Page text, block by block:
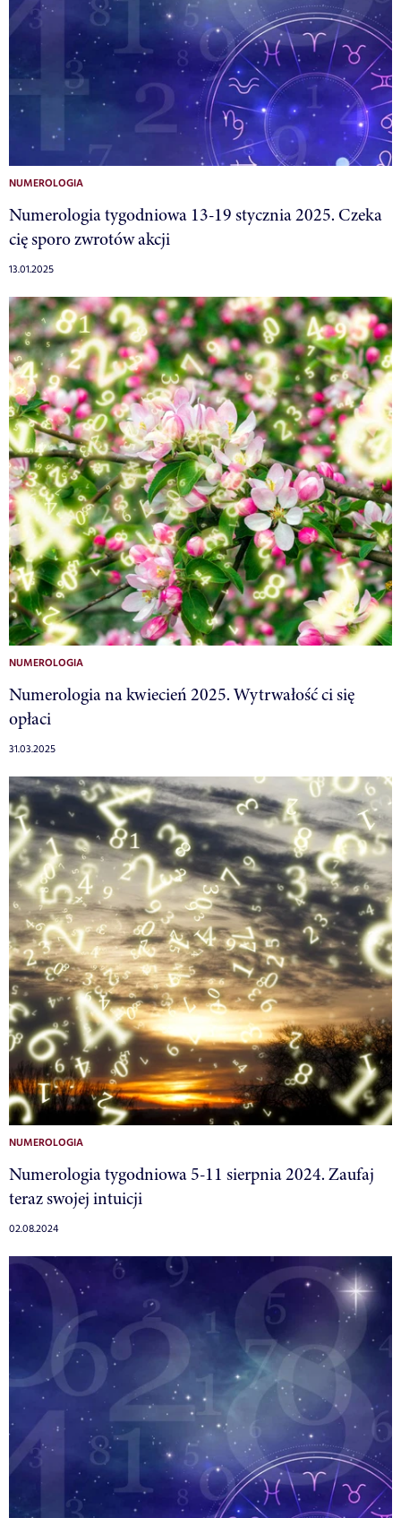
NUMEROLOGIA
Numerologia tygodniowa 13-19 stycznia 2025. Czeka
cię sporo zwrotów akcji
13.01.2025
NUMEROLOGIA
Numerologia na kwiecień 2025. Wytrwałość ci się
opłaci
31.03.2025
NUMEROLOGIA
Numerologia tygodniowa 5-11 sierpnia 2024. Zaufaj
teraz swojej intuicji
02.08.2024